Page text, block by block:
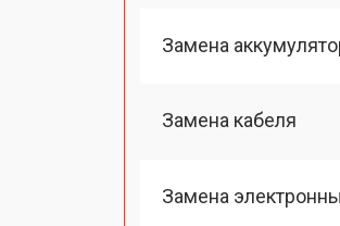
Замена
Замена кабеля
Замена